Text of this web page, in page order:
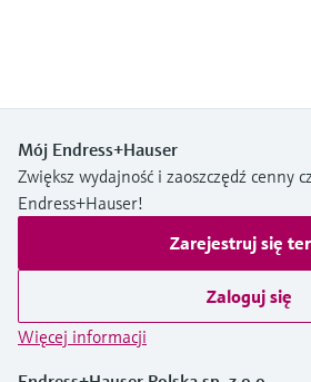
Mój Endress+Hauser
Zwiększ wydajność i zaoszczędź cenny
Endress+Hauser!
Zarejestruj się
Zaloguj się
Więcej informacji